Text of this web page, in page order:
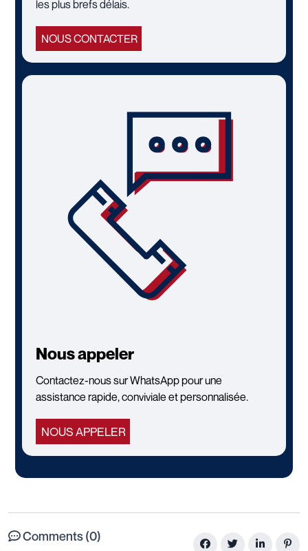
les plus brefs délais.
NOUS CONTACTER
Nous appeler
Contactez-nous sur WhatsApp pour une
assistance rapide, conviviale et personnalisée.
NOUS APPELER
Comments (0)